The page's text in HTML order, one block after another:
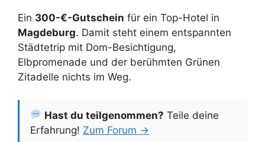
Ein 300-€-Gutschein für ein Top-Hotel in
Magdeburg. Damit steht einem entspannten
Städtetrip mit Dom-Besichtigung,
Elbpromenade und der berühmten Grünen
Zitadelle nichts im Weg.
Hast du teilgenommen? Teile deine
Erfahrung! Zum Forum →